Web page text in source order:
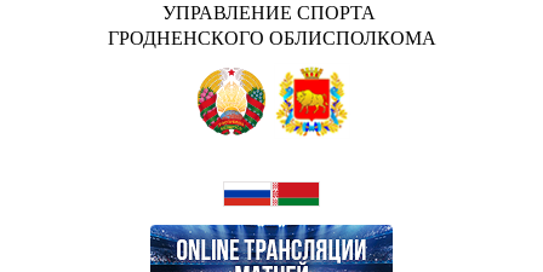
УПРАВЛЕНИЕ СПОРТА
ГРОДНЕНСКОГО ОБЛИСПОЛКОМА